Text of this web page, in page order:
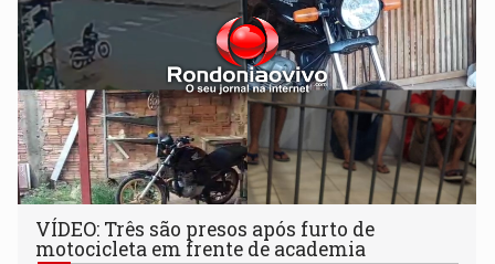
VÍDEO: Três são presos após furto de
motocicleta em frente de academia